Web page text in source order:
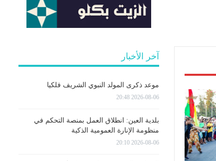
آخر الأخبار
موعد ذكرى المولد النبوي الشريف فلكيا
2026-08-06 20:48
بلدية العين: انطلاق العمل بمنصة التحكم في
منظومة الإنارة العمومية الذكية
2026-08-06 20:10